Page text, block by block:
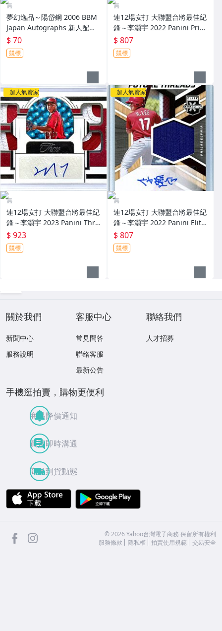
無
夢幻逸品～陽岱鋼 2006 BBM
Japan Autographs 新人配布
簽名卡 加蓋BBM鋼印 RC～
$ 70
競標
無
連12場安打 大聯盟台將最佳紀
錄～李灝宇 2022 Panini Priz
m Draft Picks 亮面新人簽名鑑
定卡 RC PSA 9～
$ 807
競標
超人氣賣家
無
連12場安打 大聯盟台將最佳紀
錄～李灝宇 2023 Panini Thre
e And Two 限量25張新人原封
四球衣簽名卡 Patch～
$ 923
競標
超人氣賣家
無
連12場安打 大聯盟台將最佳紀
錄～李灝宇 2022 Panini Elite
Extra Edition 實戰球衣簽名卡
～
$ 807
競標
關於我們
新聞中心
服務說明
客服中心
常見問答
聯絡客服
最新公告
聯絡我們
人才招募
手機逛拍賣，購物更便利
商品降價通知
買賣即時溝通
商品到貨動態
APP Store
facebook ©2026 Yahoo台灣電子商務 保留所有權利
服務條款
隱私權 拍賣使用規範 交易安全